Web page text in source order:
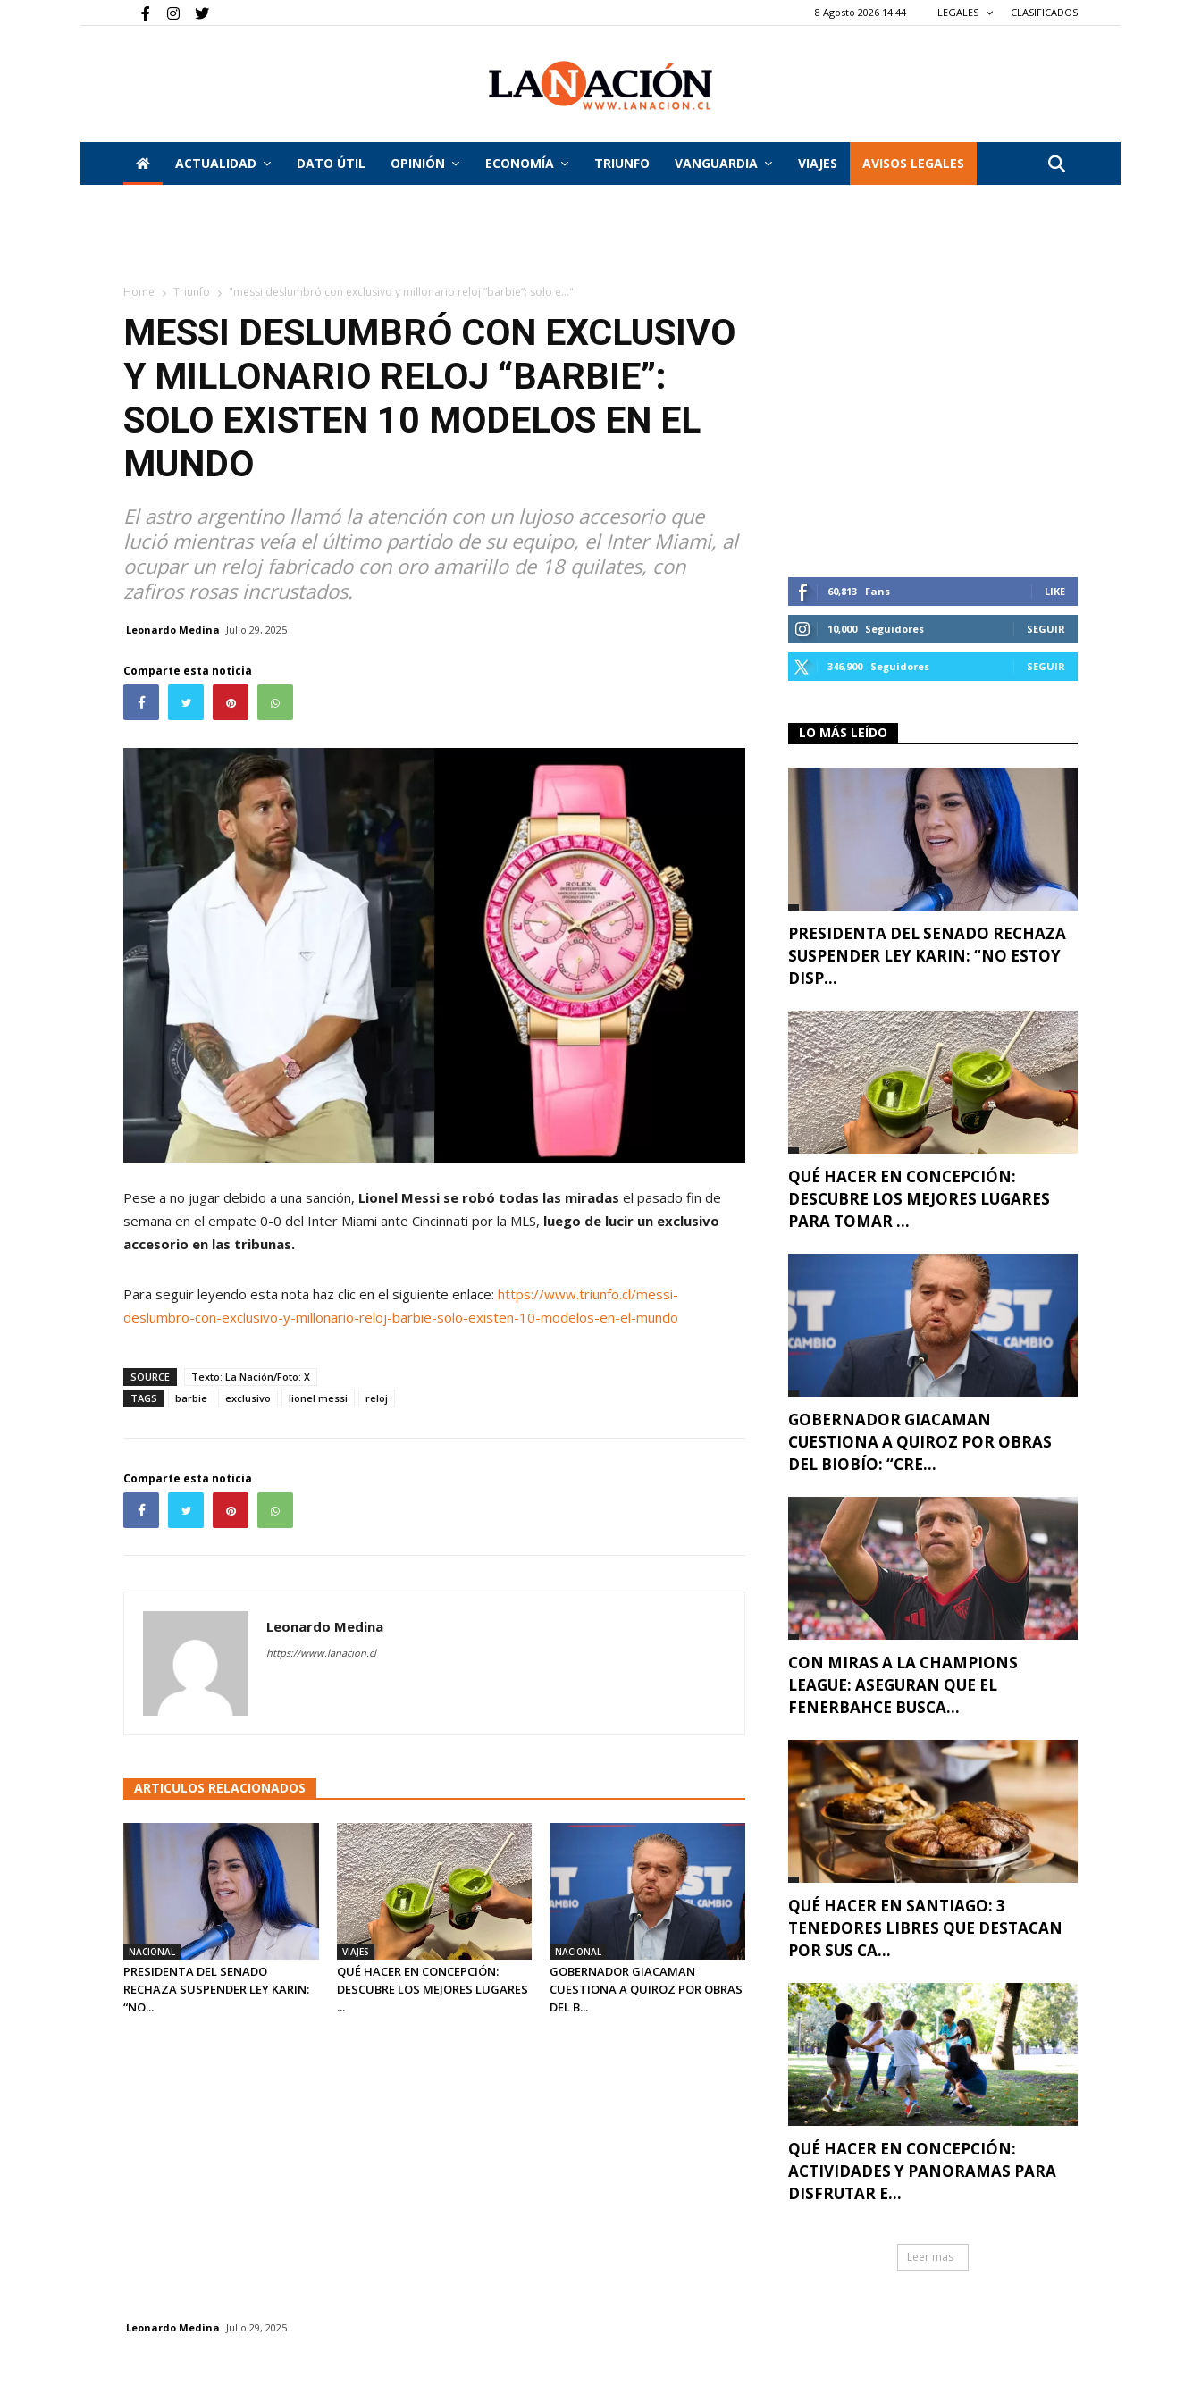
8 Agosto 2026 14:44 LEGALES CLASIFICADOS
La
ACTUALIDAD DATO ÚTIL OPINIÓN ECONOMÍA TRIUNFO VANGUARDIA VIAJES AVISOS LEGALES
Home Triunfo "messi deslumbró con exclusivo y millonario reloj “barbie”: solo e..."
MESSI DESLUMBRÓ CON EXCLUSIVO
Y MILLONARIO RELOJ “BARBIE”:
SOLO EXISTEN 10 MODELOS EN EL
MUNDO
El astro argentino llamó la atención con un lujoso accesorio que
lució mientras veía el último partido de su equipo, el Inter Miami, al
ocupar un reloj fabricado con oro amarillo de 18 quilates, con
zafiros rosas incrustados.
Leonardo Medina Julio 29, 2025
Comparte esta noticia
Pese a no jugar debido a una sanción, Lionel Messi se robó todas las miradas el pasado fin de
semana en el empate 0-0 del Inter Miami ante Cincinnati por la MLS, luego de lucir un exclusivo
accesorio en las tribunas.
Para seguir leyendo esta nota haz clic en el siguiente enlace: https://www.triunfo.cl/messi-
deslumbro-con-exclusivo-y-millonario-reloj-barbie-solo-existen-10-modelos-en-el-mundo
SOURCE
Texto: La Nación/Foto: X
TAGS
barbie exclusivo lionel messi reloj
Comparte esta noticia
Leonardo Medina
https://www.lanacion.cl
ARTICULOS RELACIONADOS
NACIONAL
PRESIDENTA DEL SENADO
RECHAZA SUSPENDER LEY KARIN:
“NO...
VIAJES
QUÉ HACER EN CONCEPCIÓN:
DESCUBRE LOS MEJORES LUGARES
...
NACIONAL
GOBERNADOR GIACAMAN
CUESTIONA A QUIROZ POR OBRAS
DEL B...
60,813 Fans LIKE
10,000 Seguidores SEGUIR
346,900 Seguidores SEGUIR
LO MÁS LEÍDO
PRESIDENTA DEL SENADO RECHAZA
SUSPENDER LEY KARIN: “NO ESTOY
DISP...
QUÉ HACER EN CONCEPCIÓN:
DESCUBRE LOS MEJORES LUGARES
PARA TOMAR ...
GOBERNADOR GIACAMAN
CUESTIONA A QUIROZ POR OBRAS
DEL BIOBÍO: “CRE...
CON MIRAS A LA CHAMPIONS
LEAGUE: ASEGURAN QUE EL
FENERBAHCE BUSCA...
QUÉ HACER EN SANTIAGO: 3
TENEDORES LIBRES QUE DESTACAN
POR SUS CA...
QUÉ HACER EN CONCEPCIÓN:
ACTIVIDADES Y PANORAMAS PARA
DISFRUTAR E...
Leer mas
Leonardo Medina Julio 29, 2025